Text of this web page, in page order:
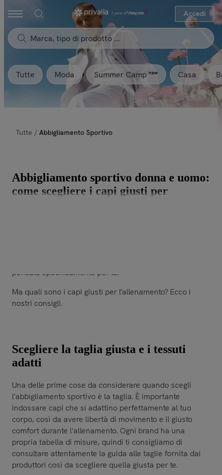
Accedi
Tutte Moda Summer Camp new Casa
Tutte / Abbigliamento Sportivo
Abbigliamento sportivo donna e uomo:
come scegliere i capi giusti per
pensato specificamente per te.
Ma quali sono i capi giusti per l’allenamento? Ecco i
nostri consigli.
Scegliere la taglia giusta e i tessuti
adatti
Una delle prime cose da considerare quando scegli
l'abbigliamento sportivo è la taglia. È importante
indossare capi che si adattino perfettamente al tuo
corpo, così da avere libertà di movimento e il giusto
comfort durante l'allenamento. Ogni brand ha una
propria tabella di misure, quindi ti consigliamo di
consultare attentamente la guida alle taglie fornita dai
produttori così da scegliere quella giusta per te.